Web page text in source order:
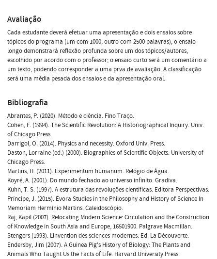
Avaliação
Cada estudante deverá efetuar uma apresentação e dois ensaios sobre
tópicos do programa (um com 1000, outro com 2500 palavras); o ensaio
longo demonstrará reflexão profunda sobre um dos tópicos/autores,
escolhido por acordo com o professor; o ensaio curto será um comentário a
um texto, podendo corresponder a uma prva de avaliação. A classificação
será uma média pesada dos ensaios e da apresentação oral.
Bibliografia
Abrantes, P. (2020). Método e ciência. Fino Traço.
Cohen, F. (1994). The Scientific Revolution: A Historiographical Inquiry. Univ.
of Chicago Press.
Darrigol, O. (2014). Physics and necessity. Oxford Univ. Press.
Daston, Lorraine (ed.) (2000). Biographies of Scientific Objects. University of
Chicago Press.
Martins, H. (2011). Experimentum humanum. Relógio de Água.
Koyré, A. (2001). Do mundo fechado ao universo infinito. Gradiva.
Kuhn, T. S. (1997). A estrutura das revoluções científicas. Editora Perspectivas.
Príncipe, J. (2015). Évora Studies in the Philosophy and History of Science In
Memoriam Hermínio Martins. Caleidoscópio.
Raj, Kapil (2007). Relocating Modern Science: Circulation and the Construction
of Knowledge in South Asia and Europe, 16501900. Palgrave Macmillan.
Stengers (1993). Linvention des sciences modernes. Ed. La Découverte.
Endersby, Jim (2007). A Guinea Pig's History of Biology: The Plants and
Animals Who Taught Us the Facts of Life. Harvard University Press.